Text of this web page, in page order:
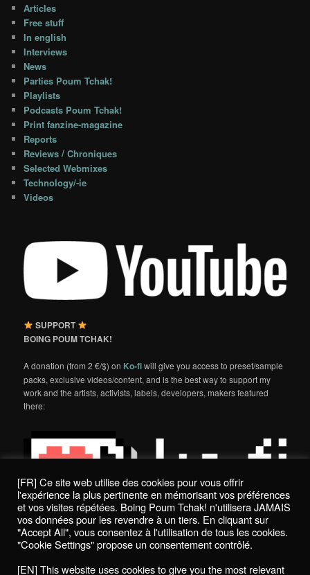
Articles
Free stuff
In english
Interviews
News
Parties Poum Tchak!
Playlists
Podcasts Poum Tchak!
Print fanzine-magazine
Reports
Reviews / Chroniques
Selected Webmixes
Technology/-ie
Videos
SUPPORT
BOING POUM TCHAK!
A donation (from 2 €/$) on Ko-fiwill give you access to preset/sample
packs, exclusive videos/content, and is the best way to support my
work and the artists, activists, labels, developers, makers featured
there:
Politique de confidentialité / Privacy Policy
[FR] Ce site web utilise des cookies pour vous offrir
l'expérience la plus pertinente en mémorisant vos préférences
et vos visites répétées. Boing Poum Tchak! n'utilisera JAMAIS
vos données pour les revendre à un tiers. En cliquant sur
"Accept All", vous consentez à l'utilisation de tous les cookies.
"Cookie Settings" propose un consentement contrôlé.
[EN] This website uses cookies to give you the most relevant